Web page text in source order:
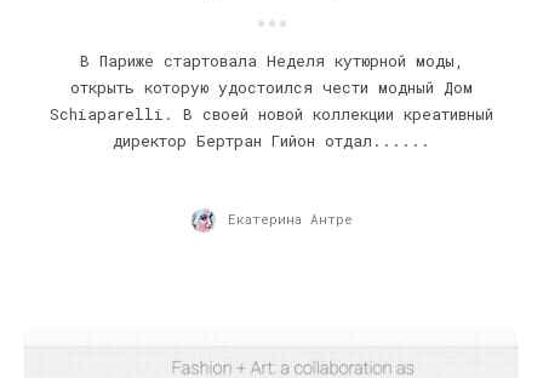
В Париже стартовала Неделя кутюрной моды,
открыть которую удостоился чести модный Дом
Schiaparelli. В своей новой коллекции креативный
директор Бертран Гийон отдал......
Екатерина Антре